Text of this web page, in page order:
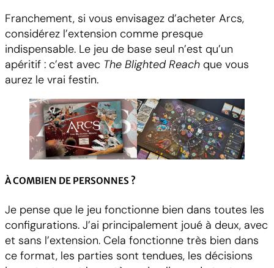
Franchement, si vous envisagez d’acheter Arcs,
considérez l’extension comme presque
indispensable. Le jeu de base seul n’est qu’un
apéritif : c’est avec The Blighted Reach que vous
aurez le vrai festin.
À COMBIEN DE PERSONNES ?
Je pense que le jeu fonctionne bien dans toutes les
configurations. J’ai principalement joué à deux, avec
et sans l’extension. Cela fonctionne très bien dans
ce format, les parties sont tendues, les décisions